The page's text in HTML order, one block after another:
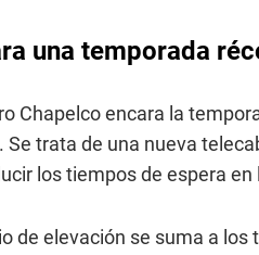
una temporada
Chapelco encara la
trata de una nueva
los tiempos de espera
de elevación se suma a